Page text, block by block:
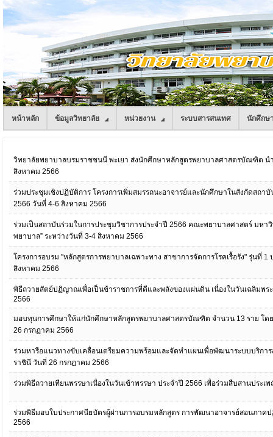
หน้าหลัก ข้อมูลวิทยาลัย หน่วยงาน ระบบสารสนเทศ นักศึกษ
วิทยาลัยพยาบาลบรมราชชนนี พะเยา ส่งนักศึกษาหลักสูตรพยาบาลศาสตรบัณฑิต น
สิงหาคม 2566
ร่วมประชุมเชิงปฏิบัติการ โครงการเพิ่มสมรรถนะอาจารย์และนักศึกษาในสังกัดสถ
2566 วันที่ 4-6 สิงหาคม 2566
ร่วมเป็นสถาบันร่วมในการประชุมวิชาการประจำปี 2566 คณะพยาบาลศาสตร์ มหา
พยาบาล” ระหว่างวันที่ 3-4 สิงหาคม 2566
โครงการอบรม "หลักสูตรการพยาบาลเฉพาะทาง สาขาการจัดการโรคเรื้อรัง" รุ่น
สิงหาคม 2566
พิธีถวายสัตย์ปฏิญาณเพื่อเป็นข้าราชการที่ดีและพลังของแผ่นดิน เนื่องในวันเฉลิมพร
2566
มอบทุนการศึกษาให้แก่นักศึกษาหลักสูตรพยาบาลศาสตรบัณฑิต จำนวน 13 ราย โด
26 กรกฏาคม 2566
ร่วมหารือแนวทางขับเคลื่อนเตรียมความพร้อมและจัดทำแผนเพื่อพัฒนาระบบบริก
ราชินี วันที่ 26 กรกฏาคม 2566
ร่วมพิธีถวายเทียนพรรษาเนื่องในวันเข้าพรรษา ประจำปี 2566 เพื่อร่วมสืบสานปร
ร่วมพิธีมอบใบประกาศนียบัตรผู้ผ่านการอบรมหลักสูตร การพัฒนาอาจารย์สอนภาค
2566